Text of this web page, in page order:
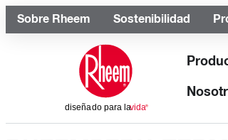
Sobre Rheem Sostenibilidad